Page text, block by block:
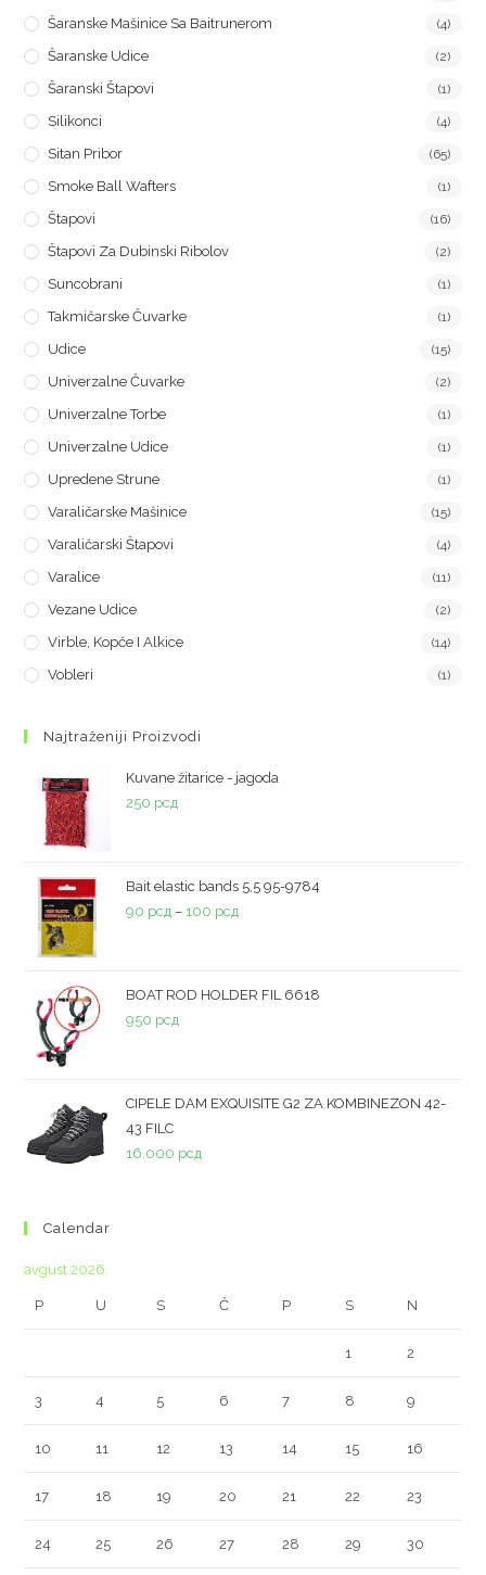
Šaranske Mašinice Sa Baitrunerom (4)
Šaranske Udice (2)
Šaranski Štapovi (1)
Silikonci (4)
Sitan Pribor (65)
Smoke Ball Wafters (1)
Štapovi (16)
Štapovi Za Dubinski Ribolov (2)
Suncobrani (1)
Takmičarske Čuvarke (1)
Udice (15)
Univerzalne Čuvarke (2)
Univerzalne Torbe (1)
Univerzalne Udice (1)
Upredene Strune (1)
Varaličarske Mašinice (15)
Varaličarski Štapovi (4)
Varalice (11)
Vezane Udice (2)
Virble, Kopče I Alkice (14)
Vobleri (1)
Najtraženiji Proizvodi
Kuvane žitarice - jagoda
250 рсд
Bait elastic bands 5,5 95-9784
90 рсд – 100 рсд
BOAT ROD HOLDER FIL 6618
950 рсд
CIPELE DAM EXQUISITE G2 ZA KOMBINEZON 42-
43 FILC
16.000 рсд
Calendar
avgust 2026.
P U S Č P S N
1 2
3 4 5 6 7 8 9
10 11 12 13 14 15 16
17 18 19 20 21 22 23
24 25 26 27 28 29 30